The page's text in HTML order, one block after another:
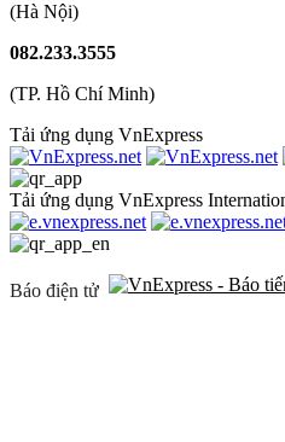
(Hà Nội)
082.233.3555
(TP. Hồ Chí Minh)
Tải ứng dụng VnExpress
Tải ứng dụng VnExpress
Báo điện tử